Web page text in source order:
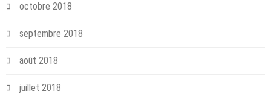
octobre 2018
septembre 2018
août 2018
juillet 2018